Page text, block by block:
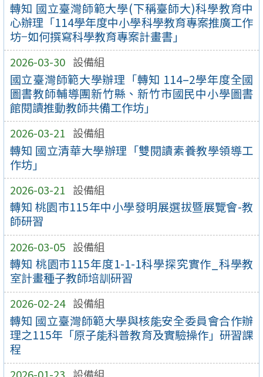
轉知 國立臺灣師範大學(下稱臺師大)科學教育中
心辦理「114學年度中小學科學教育專案推廣工作
坊−如何撰寫科學教育專案計畫書」
2026-03-30 設備組
國立臺灣師範大學辦理「轉知 114–2學年度全國
圖書教師輔導團新竹縣、新竹市國民中小學圖書
館閱讀推動教師共備工作坊」
2026-03-21 設備組
轉知 國立清華大學辦理「雙閱讀素養教學領導工
作坊」
2026-03-21 設備組
轉知 桃園市115年中小學發明展選拔暨展覽會-教
師研習
2026-03-05 設備組
轉知 桃園市115年度1-1-1科學探究實作_科學教
室計畫種子教師培訓研習
2026-02-24 設備組
轉知 國立臺灣師範大學與核能安全委員會合作辦
理之115年「原子能科普教育及實驗操作」研習課
程